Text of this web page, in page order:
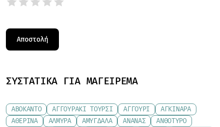
ΣΥΣΤΑΤΙΚΆ ΓΙΑ ΜΑΓΕΊΡΕΜΑ
ΑΒΟΚΆΝΤΟ ΑΓΓΟΥΡΆΚΙ ΤΟΥΡΣΊ ΑΓΓΟΎΡΙ
ΑΓΚΙΝΆΡΑ
ΑΘΕΡΊΝΑ
ΑΛΜΎΡΑ ΑΜΎΓΔΑΛΑ ΑΝΑΝΆΣ
ΑΝΘΌΤΥΡΟ